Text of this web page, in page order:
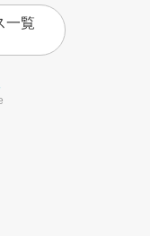
一覧